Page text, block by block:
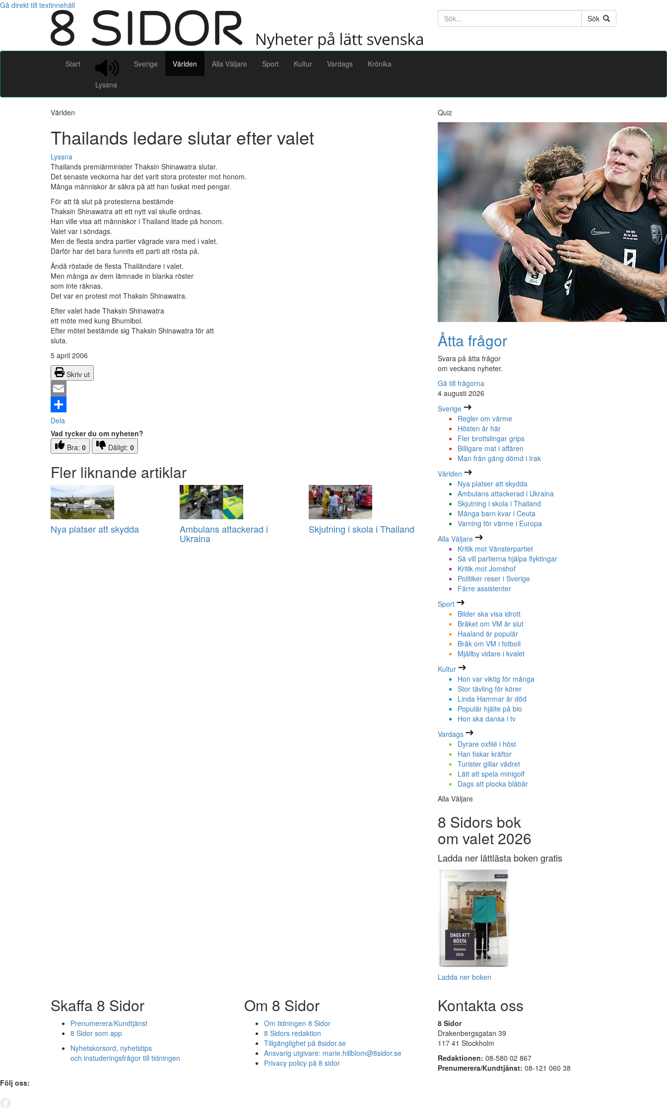
Gå direkt till textinnehåll
Söktext
Sök
Start
Lyssna
Sverige Världen Alla Väljare Sport Kultur Vardags Krönika
Världen
Thailands ledare slutar efter valet
Lyssna
Thailands premiärminister Thaksin Shinawatra slutar.
Det senaste veckorna har det varit stora protester mot honom.
Många människor är säkra på att han fuskat med pengar.
För att få slut på protesterna bestämde
Thaksin Shinawatra att ett nytt val skulle ordnas.
Han ville visa att människor i Thailand litade på honom.
Valet var i söndags.
Men de flesta andra partier vägrade vara med i valet.
Därför har det bara funnits ett parti att rösta på.
Ändå röstade de flesta Thailändare i valet.
Men många av dem lämnade in blanka röster
som inte räknas.
Det var en protest mot Thaksin Shinawatra.
Efter valet hade Thaksin Shinawatra
ett möte med kung Bhumibol.
Efter mötet bestämde sig Thaksin Shinawatra för att
sluta.
5 april 2006
Skriv ut
Email
Dela
Vad tycker du om nyheten?
Bra: 0 Dåligt: 0
Fler liknande artiklar
Nya platser att skydda Ambulans attackerad i
Ukraina
Skjutning i skola i Thailand
Quiz
Åtta frågor
Svara på åtta frågor
om veckans nyheter.
Gå till frågorna
4 augusti 2026
Sverige
Regler om värme
Hösten är här
Fler brottslingar grips
Billigare mat i affären
Man från gäng dömd i Irak
Världen
Nya platser att skydda
Ambulans attackerad i Ukraina
Skjutning i skola i Thailand
Många barn kvar i Ceuta
Varning för värme i Europa
Alla Väljare
Kritik mot Vänsterpartiet
Så vill partierna hjälpa flyktingar
Kritik mot Jomshof
Politiker reser i Sverige
Färre assistenter
Sport
Bilder ska visa idrott
Bråket om VM är slut
Haaland är populär
Bråk om VM i fotboll
Mjällby vidare i kvalet
Kultur
Hon var viktig för många
Stor tävling för körer
Linda Hammar är död
Populär hjälte på bio
Hon ska dansa i tv
Vardags
Dyrare oxfilé i höst
Han fiskar kräftor
Turister gillar vädret
Lätt att spela minigolf
Dags att plocka blåbär
Alla Väljare
8 Sidors bok
om valet 2026
Ladda ner lättlästa boken gratis
Ladda ner boken
Skaffa 8 Sidor
Prenumerera/Kundtjänst
8 Sidor som app
Nyhetskorsord, nyhetstips
och instuderingsfrågor till tidningen
Om 8 Sidor
Om tidningen 8 Sidor
8 Sidors redaktion
Tillgänglighet på 8sidor.se
Ansvarig utgivare: marie.hillblom@8sidor.se
Privacy policy på 8 sidor
Kontakta oss
8 Sidor
Drakenbergsgatan 39
117 41 Stockholm
Redaktionen: 08-580 02 867
Prenumerera/Kundtjänst: 08-121 060 38
Följ oss: